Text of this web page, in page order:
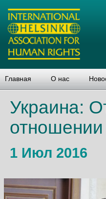
Главная О нас
Украина:
1 Июл 2016